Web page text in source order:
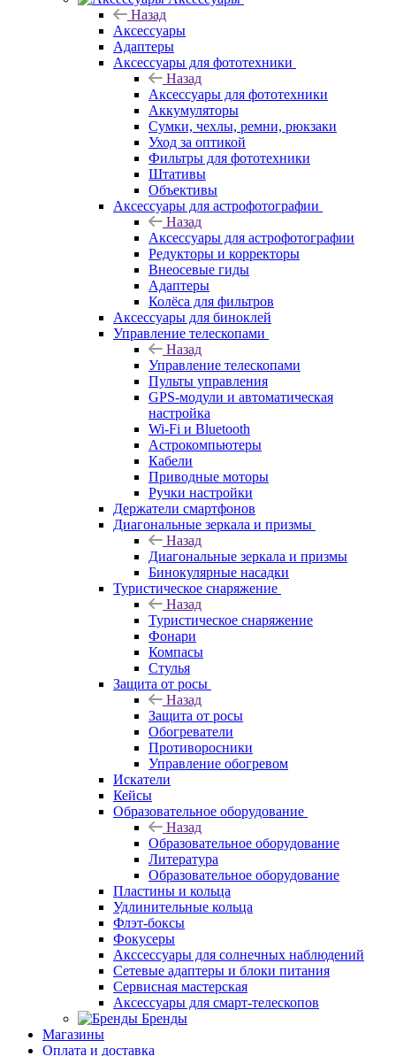
Назад
Аксессуары
Адаптеры
Аксессуары для фототехники
Назад
Аксессуары для фототехники
Аккумуляторы
Сумки, чехлы, ремни, рюкзаки
Уход за оптикой
Фильтры для фототехники
Штативы
Объективы
Аксессуары для астрофотографии
Назад
Аксессуары для астрофотографии
Редукторы и корректоры
Внеосевые гиды
Адаптеры
Колёса для фильтров
Аксессуары для биноклей
Управление телескопами
Назад
Управление телескопами
Пульты управления
GPS-модули и автоматическая
настройка
Wi-Fi и Bluetooth
Астрокомпьютеры
Кабели
Приводные моторы
Ручки настройки
Держатели смартфонов
Диагональные зеркала и призмы
Назад
Диагональные зеркала и призмы
Бинокулярные насадки
Туристическое снаряжение
Назад
Туристическое снаряжение
Фонари
Компасы
Стулья
Защита от росы
Назад
Защита от росы
Обогреватели
Противоросники
Управление обогревом
Искатели
Кейсы
Образовательное оборудование
Назад
Образовательное оборудование
Литература
Образовательное оборудование
Пластины и кольца
Удлинительные кольца
Флэт-боксы
Фокусеры
Акссессуары для солнечных наблюдений
Сетевые адаптеры и блоки питания
Сервисная мастерская
Аксессуары для смарт-телескопов
Бренды
Магазины
Оплата и доставка